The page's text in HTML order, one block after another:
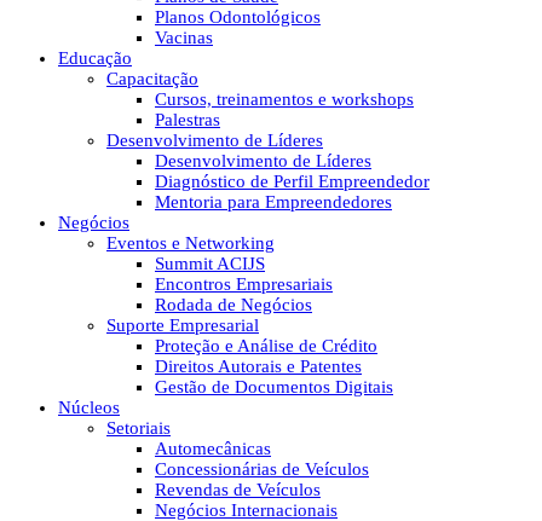
Planos Odontológicos
Vacinas
Educação
Capacitação
Cursos, treinamentos e workshops
Palestras
Desenvolvimento de Líderes
Desenvolvimento de Líderes
Diagnóstico de Perfil Empreendedor
Mentoria para Empreendedores
Negócios
Eventos e Networking
Summit ACIJS
Encontros Empresariais
Rodada de Negócios
Suporte Empresarial
Proteção e Análise de Crédito
Direitos Autorais e Patentes
Gestão de Documentos Digitais
Núcleos
Setoriais
Automecânicas
Concessionárias de Veículos
Revendas de Veículos
Negócios Internacionais